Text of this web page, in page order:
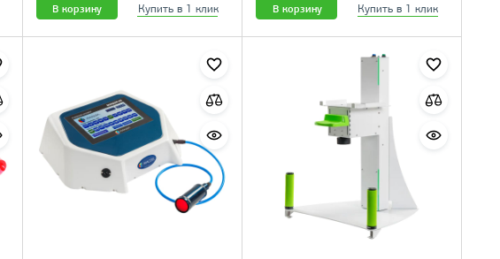
В корзину Купить в 1 клик В корзину Купить в 1 клик